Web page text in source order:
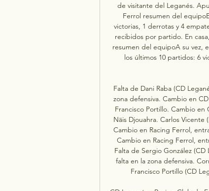
de visitante del Leganés.
Ferrol resumen del
victorias, 1 derrotas y 4
recibidos por partido. En
resumen del equipoA su vez,
los últimos 10 partidos: 6
Falta de Dani Raba (CD
zona defensiva. Cambio en
Francisco Portillo. Cambio
Näis Djouahra. Carlos
Cambio en Racing Ferrol,
Cambio en Racing Ferrol,
Falta de Sergio González
falta en la zona defensiva.
Francisco Portillo (CD